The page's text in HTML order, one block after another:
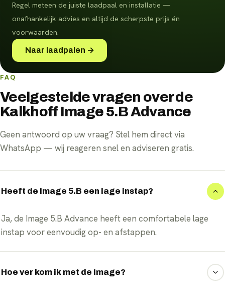
Regel meteen de juiste laadpaal en installatie —
onafhankelijk advies en altijd de scherpste prijs én
voorwaarden.
Naar laadpalen →
FAQ
Veelgestelde vragen over de
Kalkhoff Image 5.B Advance
Geen antwoord op uw vraag? Stel hem direct via
WhatsApp — wij reageren snel en adviseren gratis.
Heeft de Image 5.B een lage instap?
Ja, de Image 5.B Advance heeft een comfortabele lage
instap voor eenvoudig op- en afstappen.
Hoe ver kom ik met de Image?